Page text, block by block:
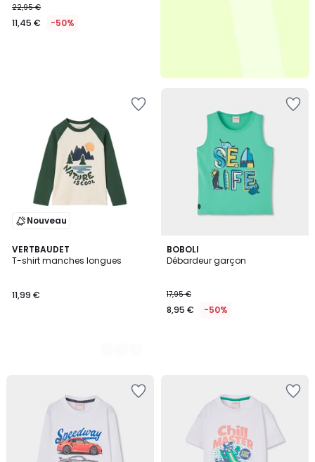
22,95 €
11,45 € -50%
Nouveau
VERTBAUDET
T-shirt manches longues
11,99 €
3
Couleurs
BOBOLI
Débardeur garçon
17,95 €
8,95 € -50%